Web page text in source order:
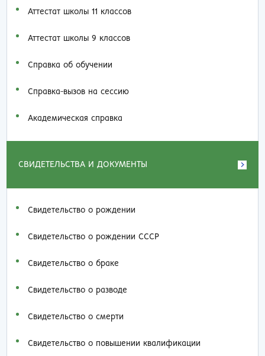
Аттестат школы 11 классов
Аттестат школы 9 классов
Справка об обучении
Справка-вызов на сессию
Академическая справка
СВИДЕТЕЛЬСТВА И ДОКУМЕНТЫ
Свидетельство о рождении
Свидетельство о рождении СССР
Свидетельство о браке
Свидетельство о разводе
Свидетельство о смерти
Свидетельство о повышении квалификации